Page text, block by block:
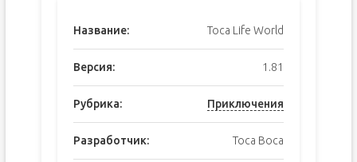
Название: Toca Life World
Версия: 1.81
Рубрика: Приключения
Разработчик: Toca Boca